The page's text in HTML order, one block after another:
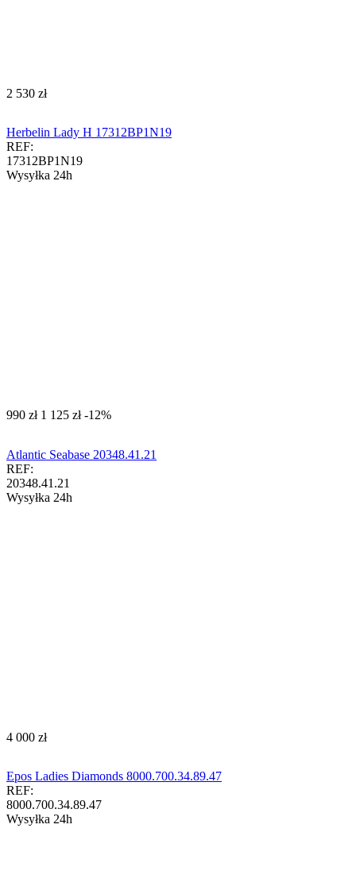
‍2 530‍ zł
Herbelin Lady H 17312BP1N19
REF:
17312BP1N19
Wysyłka 24h
‍990‍ zł ‍1 125‍ zł -12%
Atlantic Seabase 20348.41.21
REF:
20348.41.21
Wysyłka 24h
‍4 000‍ zł
Epos Ladies Diamonds 8000.700.34.89.47
REF:
8000.700.34.89.47
Wysyłka 24h